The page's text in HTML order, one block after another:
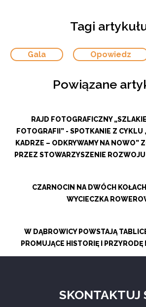
Tagi
Gala Opowiedz
Powiązane
RAJD FOTOGRAFICZNY
FOTOGRAFII” - SPOTKANIE Z CYKLU
KADRZE – ODKRYWAMY NA NOWO”
PRZEZ STOWARZYSZENIE
CZARNOCIN NA DWÓCH
WYCIECZKA
W DĄBROWICY POWSTAJĄ
PROMUJĄCE HISTORIĘ I PRZYRODĘ
SKONTAKTUJ